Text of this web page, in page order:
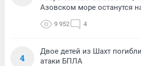
Азовском море останутся
9 952 4
4
Двое детей из Шахт
атаки БПЛА